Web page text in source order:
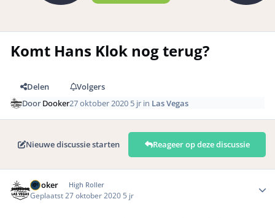
Komt Hans Klok nog terug?
Delen
Volgers
DoorDooker27 oktober 2020 5 jr in Las Vegas
Nieuwe discussie starten Reageer op deze discussie
Dooker High Roller
Geplaatst 27 oktober 2020 5 jr